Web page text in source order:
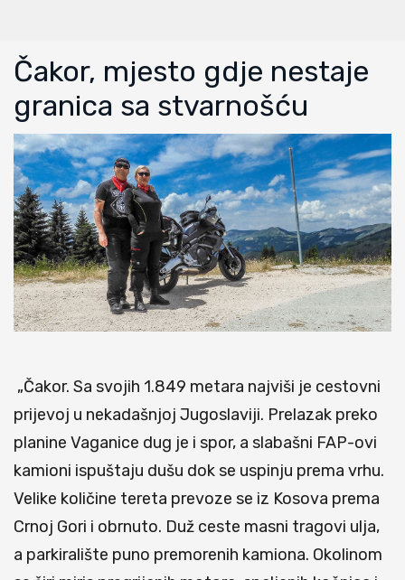
Čakor, mjesto gdje nestaje
granica sa stvarnošću
„Čakor. Sa svojih 1.849 metara najviši je cestovni
prijevoj u nekadašnjoj Jugoslaviji. Prelazak preko
planine Vaganice dug je i spor, a slabašni FAP-ovi
kamioni ispuštaju dušu dok se uspinju prema vrhu.
Velike količine tereta prevoze se iz Kosova prema
Crnoj Gori i obrnuto. Duž ceste masni tragovi ulja,
a parkiralište puno premorenih kamiona. Okolinom